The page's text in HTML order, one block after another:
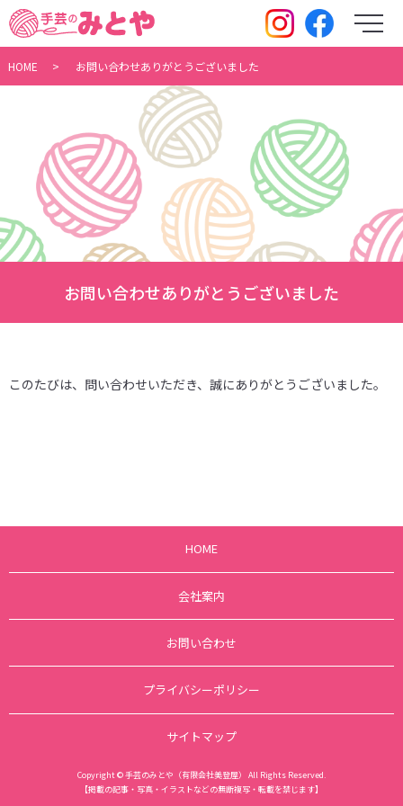
メ
HOME お問い合わせありがとうございました
お問い合わせありがとうございました
このたびは、問い合わせいただき、誠にありがとうございました。
HOME
会社案内
お問い合わせ
プライバシーポリシー
サイトマップ
Copyright © 手芸のみとや（有限会社美登屋） All Rights Reserved.
【掲載の記事・写真・イラストなどの無断複写・転載を禁じます】